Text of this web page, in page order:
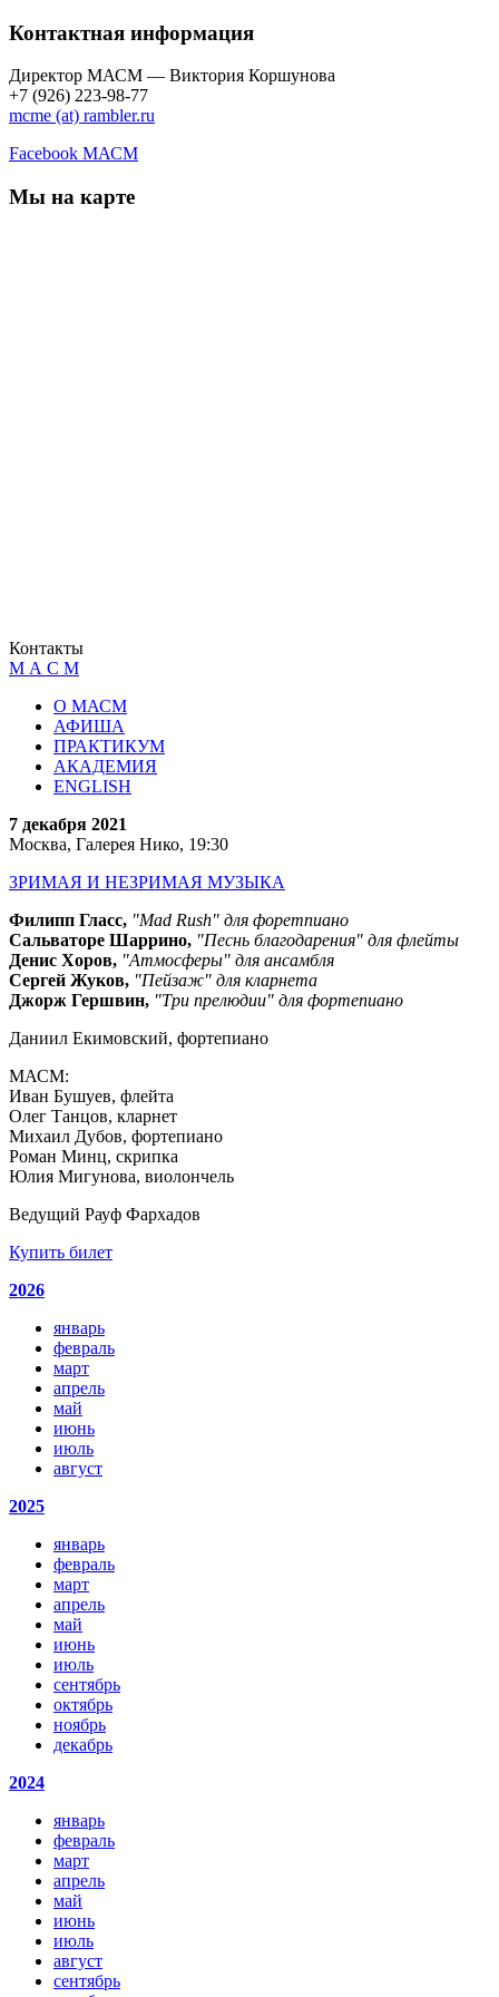
Контактная информация
Директор МАСМ — Виктория Коршунова
+7 (926) 223-98-77
mcme (at) rambler.ru
Facebook МАСМ
Мы на карте
Контакты
М А С М
О МАСМ
АФИША
ПРАКТИКУМ
АКАДЕМИЯ
ENGLISH
7 декабря 2021
Москва, Галерея Нико, 19:30
ЗРИМАЯ И НЕЗРИМАЯ МУЗЫКА
Филипп Гласс, "Mad Rush" для форетпиано
Сальваторе Шаррино, "Песнь благодарения" для флейты
Денис Хоров, "Атмосферы" для ансамбля
Сергей Жуков, "Пейзаж" для кларнета
Джорж Гершвин, "Три прелюдии" для фортепиано
Даниил Екимовский, фортепиано
МАСМ:
Иван Бушуев, флейта
Олег Танцов, кларнет
Михаил Дубов, фортепиано
Роман Минц, скрипка
Юлия Мигунова, виолончель
Ведущий Рауф Фархадов
Купить билет
2026
январь
февраль
март
апрель
май
июнь
июль
август
2025
январь
февраль
март
апрель
май
июнь
июль
сентябрь
октябрь
ноябрь
декабрь
2024
январь
февраль
март
апрель
май
июнь
июль
август
сентябрь